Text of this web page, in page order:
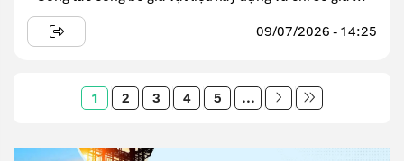
09/07/2026 - 14:25
1 2 3 4 5 ...